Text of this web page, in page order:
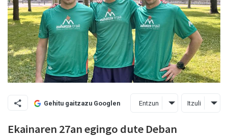
Gehitu gaitzazu Googlen Entzun Itzuli
Ekainaren 27an egingo dute Deban